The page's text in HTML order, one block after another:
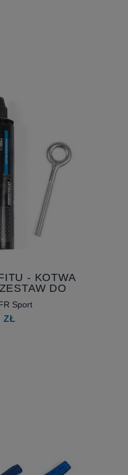
- KOTWA
DO
MONTAŻU
Sport
ZŁ